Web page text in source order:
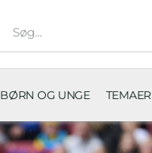
BØRN OG UNGE TEMAER